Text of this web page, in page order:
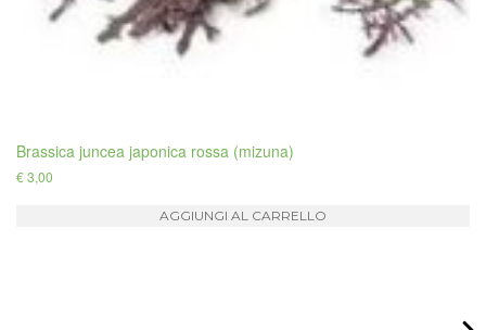
Brassica juncea japonica rossa (mizuna)
€3,00
AGGIUNGI AL CARRELLO